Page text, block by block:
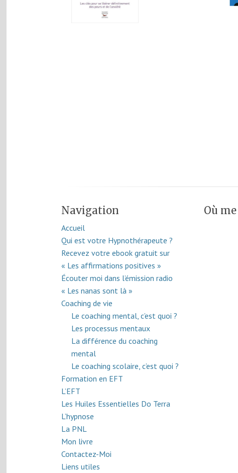
Navigation
Accueil
Qui est votre Hypnothérapeute ?
Recevez votre ebook gratuit sur
« Les affirmations positives »
Écouter moi dans l’émission radio
« Les nanas sont là »
Coaching de vie
Le coaching mental, c’est quoi ?
Les processus mentaux
La différence du coaching
mental
Le coaching scolaire, c’est quoi ?
Formation en EFT
L’EFT
Les Huiles Essentielles Do Terra
L’hypnose
La PNL
Mon livre
Contactez-Moi
Liens utiles
Où